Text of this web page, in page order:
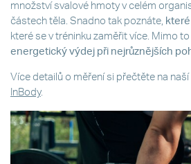
množství svalové hmoty v celém
částech těla. Snadno tak poznáte, které
které se v tréninku zaměřit více. Mimo
energetický výdej při nejrůznějších
Více detailů o měření si přečtěte na
InBody.